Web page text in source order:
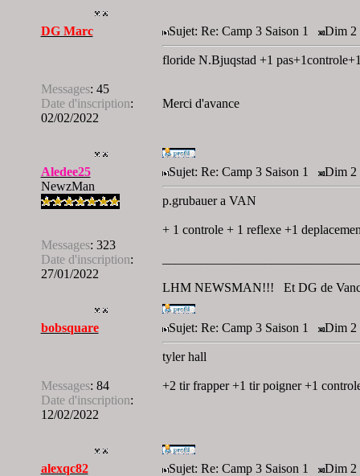
DG Marc
Messages: 45
Date d'inscription:
02/02/2022
Sujet: Re: Camp 3 Saison 1 Dim 2
floride N.Bjuqstad +1
Merci d'avance
Aledee25
NewzMan
Messages: 323
Date d'inscription:
27/01/2022
Sujet: Re: Camp 3 Saison 1 Dim 2
p.grubauer a VAN
+ 1 controle + 1 reflexe +1
LHM NEWSMAN!!! Et DG de
bobsquare
Messages: 84
Date d'inscription:
12/02/2022
Sujet: Re: Camp 3 Saison 1 Dim 2
tyler hall
+2 tir frapper +1 tir poigner +1
alexqc82 Sujet: Re: Camp 3 Saison 1 Dim 2